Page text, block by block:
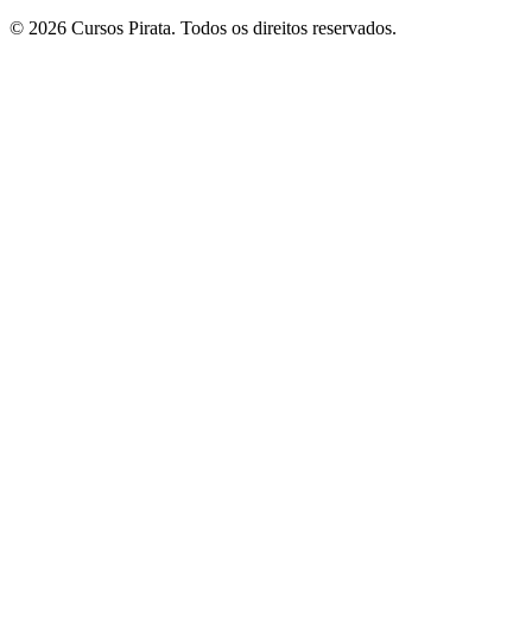
© 2026 Cursos Pirata. Todos os direitos reservados.